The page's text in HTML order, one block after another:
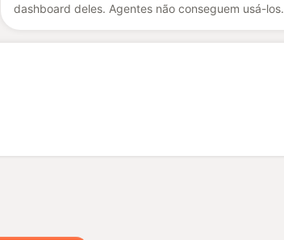
dashboard deles. Agentes não conseguem usá-los.